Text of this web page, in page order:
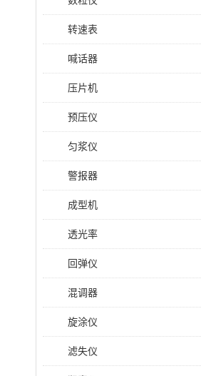
转速表
喊话器
压片机
预压仪
匀浆仪
警报器
成型机
透光率
回弹仪
混调器
旋涂仪
滤失仪